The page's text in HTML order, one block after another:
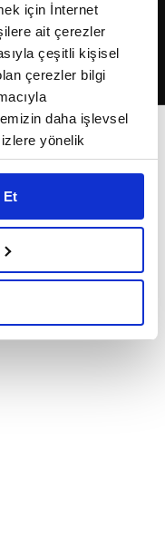
için İnternet
ait çerezler
çeşitli kişisel
çerezler bilgi
daha işlevsel
yönelik
amaçlarıyla
vasıtasıyla
bilgi için
Bilgilendirme
Et